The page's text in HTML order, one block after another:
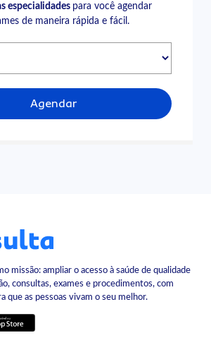
especialidades para você agendar
de maneira rápida e fácil.
Agendar
missão: ampliar o acesso à saúde de qualidade
consultas, exames e procedimentos, com
que as pessoas vivam o seu melhor.